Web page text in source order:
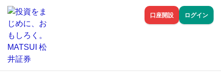
口座開設 ログイン